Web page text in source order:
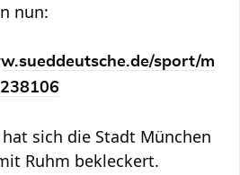
nun:
sport/m
sich die Stadt München
Ruhm bekleckert.